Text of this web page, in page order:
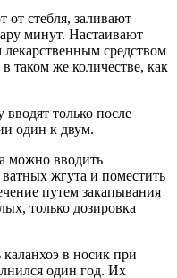
от стебля, заливают
минут. Настаивают
средством
таком же количестве, как
вводят только после
один к двум.
можно вводить
жгута и поместить
путем закапывания
только дозировка
в носик при
один год. Их